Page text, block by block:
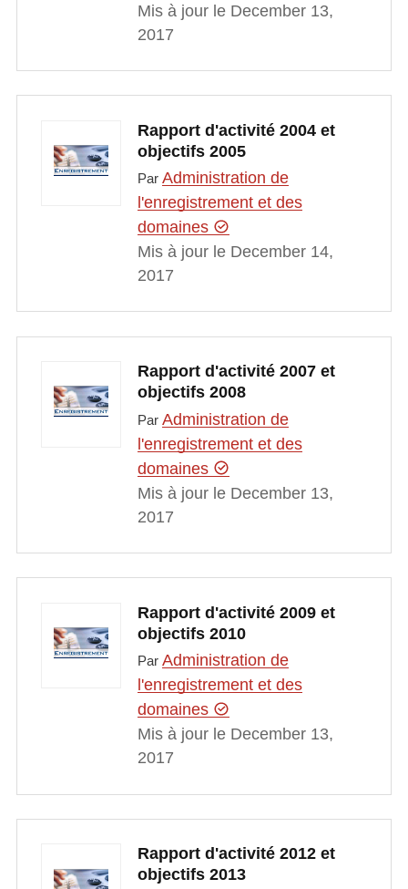
Mis à jour le December 13,
2017
Rapport d'activité 2004 et
objectifs 2005
Par Administration de
l'enregistrement et des
domaines
Mis à jour le December 14,
2017
Rapport d'activité 2007 et
objectifs 2008
Par Administration de
l'enregistrement et des
domaines
Mis à jour le December 13,
2017
Rapport d'activité 2009 et
objectifs 2010
Par Administration de
l'enregistrement et des
domaines
Mis à jour le December 13,
2017
Rapport d'activité 2012 et
objectifs 2013